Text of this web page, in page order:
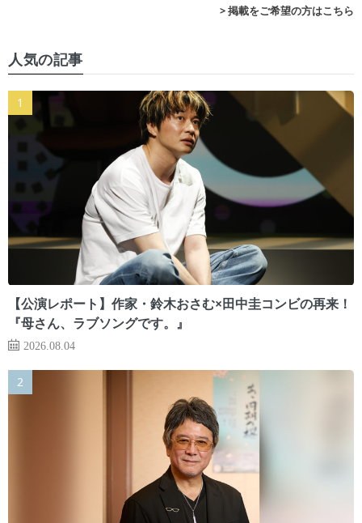
> 掲載をご希望の方はこちら
人気の記事
【公演レポート】作家・鈴木おさむ×田中圭コンビの再来！
『母さん、ラブソングです。』
2026.08.04